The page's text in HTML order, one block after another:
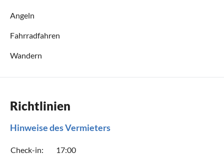
Angeln
Fahrradfahren
Wandern
Richtlinien
Hinweise des Vermieters
Check-in:
17:00